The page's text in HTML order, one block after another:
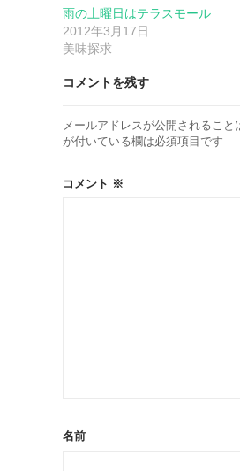
雨の土曜日はテラスモール
2012年3月17日
美味探求
コメントを残す
メールアドレスが公開されること
が付いている欄は必須項目です
コメント ※
名前